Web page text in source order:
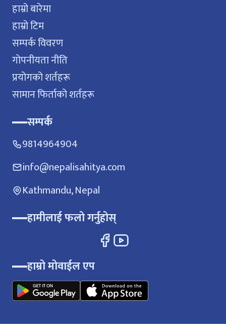
हाम्रो बारेमा
हाम्रो टिम
सम्पर्क विवरण
गोपनीयता नीति
प्रयोगको शर्तहरू
सामान फिर्ताको शर्तहरू
सम्पर्क
9814964904
info@nepalisahitya.com
Kathmandu, Nepal
हामीलाई फलो गर्नुहोस्
हाम्रो मोवाईल एप